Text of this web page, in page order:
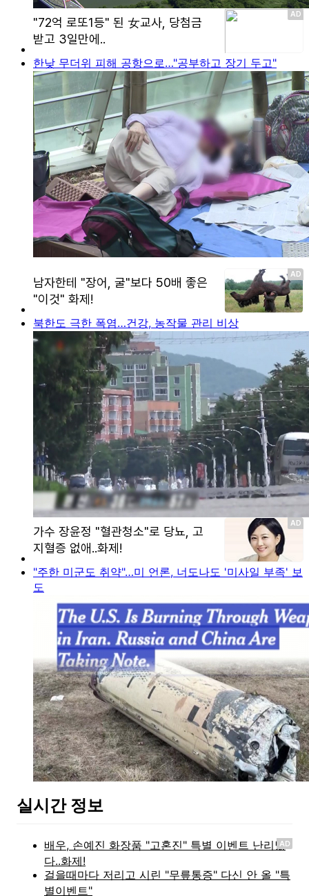
한낮 무더위 피해 공항으로…"공부하고 장기 두고"
북한도 극한 폭염…건강, 농작물 관리 비상
"주한 미군도 취약"…미 언론, 너도나도 '미사일 부족' 보
도
실시간 정보
AD